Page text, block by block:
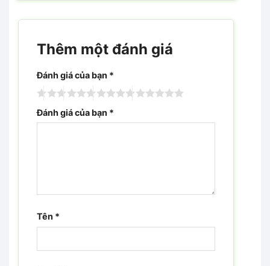
Thêm một đánh giá
Đánh giá của bạn *
Đánh giá của bạn *
Tên *